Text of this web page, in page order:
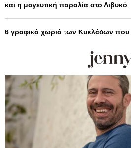
και η μαγευτική παραλία στο Λιβυκό
6 γραφικά χωριά των Κυκλάδων που